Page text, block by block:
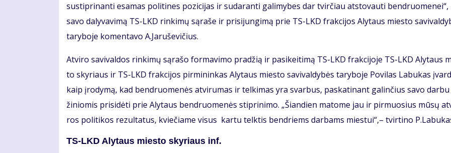
su­stip­ri­nan­ti esa­mas po­li­ti­nes po­zi­ci­jas ir su­da­ran­ti ga­li­my­bes dar tvir­čiau at­sto­vau­ti ben­druo­me­nei“,
sa­vo da­ly­va­vi­mą TS-LKD rin­ki­mų są­ra­še ir pri­si­jun­gi­mą prie TS-LKD frak­ci­jos Aly­taus mies­to
ta­ry­bo­je ko­men­ta­vo A.Ja­ru­še­vi­čius.
At­vi­ro sa­vi­val­dos rin­ki­mų są­ra­šo for­ma­vi­mo pra­džią ir pa­si­kei­ti­mą TS-LKD frak­ci­jo­je TS-LKD Aly­taus
to sky­riaus ir TS-LKD frak­ci­jos pir­mi­nin­kas Aly­taus mies­to sa­vi­val­dy­bės ta­ry­bo­je Po­vi­las La­bu­kas
kaip įro­dy­mą, kad ben­druo­me­nės at­vi­ru­mas ir tel­ki­mas yra svar­bus, pa­ska­ti­nant ga­lin­čius sa­vo
ži­nio­mis pri­si­dė­ti prie Aly­taus ben­druo­me­nės stip­ri­ni­mo. „Šian­dien ma­to­me jau ir pir­muo­sius mū­sų
ros po­li­ti­kos re­zul­ta­tus, kvie­čia­me vi­sus kartu telktis ben­driems dar­bams mies­tui“,– tvirtino
TS-LKD Aly­taus mies­to sky­riaus inf.